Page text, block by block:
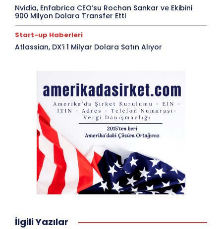
Nvidia, Enfabrica CEO’su Rochan Sankar ve Ekibini
900 Milyon Dolara Transfer Etti
Start-up Haberleri
Atlassian, DX’i 1 Milyar Dolara Satın Alıyor
İlgili Yazılar